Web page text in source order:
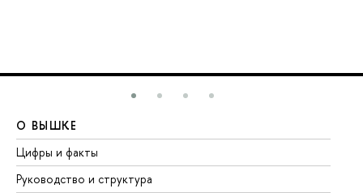
О ВЫШКЕ
Цифры и факты
Руководство и структура